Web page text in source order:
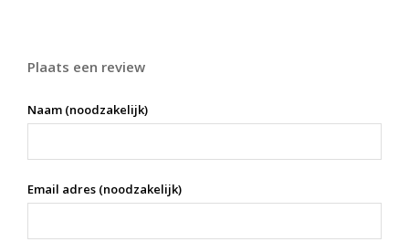
Plaats een review
Naam (noodzakelijk)
Email adres (noodzakelijk)